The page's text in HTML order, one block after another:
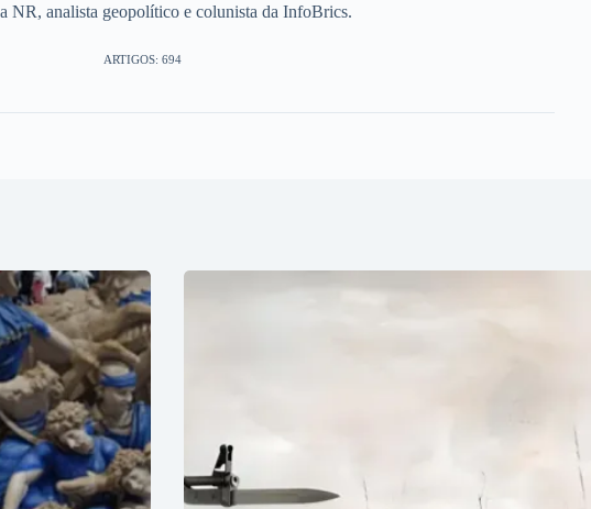
NR, analista geopolítico e colunista da InfoBrics.
ARTIGOS: 694